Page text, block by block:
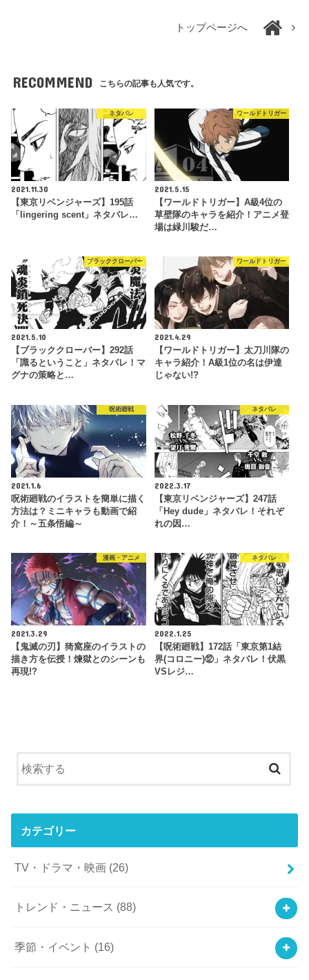
トップページへ
RECOMMEND こちらの記事も人気です。
ネタバレ
2021.11.30
【東京リベンジャーズ】195話
「lingering scent」ネタバレ…
ワールドトリガー
2021.5.15
【ワールドトリガー】A級4位の
草壁隊のキャラを紹介！アニメ登
場は緑川駿だ…
ブラッククローバー
2021.5.10
【ブラッククローバー】292話
「識るということ」ネタバレ！マ
グナの策略と…
ワールドトリガー
2021.4.29
【ワールドトリガー】太刀川隊の
キャラ紹介！A級1位の名は伊達
じゃない!?
呪術廻戦
2021.1.6
呪術廻戦のイラストを簡単に描く
方法は？ミニキャラも動画で紹
介！～五条悟編～
ネタバレ
2022.3.17
【東京リベンジャーズ】247話
「Hey dude」ネタバレ！それぞ
れの因…
漫画・アニメ
2021.3.29
【鬼滅の刃】猗窩座のイラストの
描き方を伝授！煉獄とのシーンも
再現!?
ネタバレ
2022.1.25
【呪術廻戦】172話「東京第1結
界(コロニー)⑫」ネタバレ！伏黒
VSレジ…
カテゴリー
TV・ドラマ・映画 (26)
トレンド・ニュース (88)
季節・イベント (16)